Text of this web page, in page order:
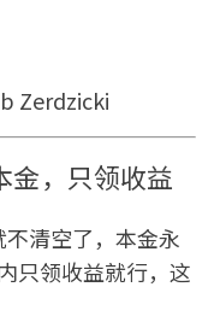
Zerdzicki
金，只领收益
清空了，本金永
只领收益就行，这